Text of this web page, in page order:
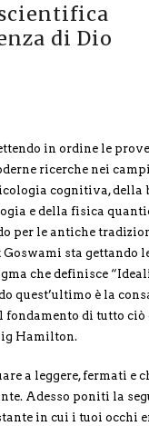
di Dio
in ordine le
ricerche nei
cognitiva, della
e della fisica
per le antiche
sta gettando
che definisce
quest’ultimo è la
fondamento di tutto ciò
Hamilton.
a leggere, fermati e
Adesso poniti la
in cui i tuoi occhi